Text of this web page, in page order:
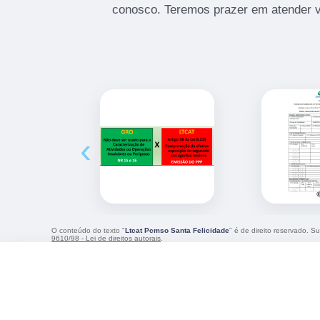
conosco. Teremos prazer em atender
‹
O conteúdo do texto "Ltcat Pcmso Santa Felicidade" é de direito reservado.
9610/98 - Lei de direitos autorais